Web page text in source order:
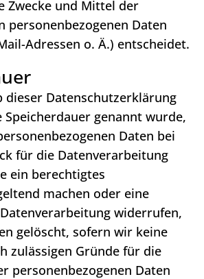
Zwecke und Mittel der
personenbezogenen Daten
Adressen o. Ä.) entscheidet.
dieser Datenschutzerklärung
Speicherdauer genannt wurde,
Daten bei
für die Datenverarbeitung
ein berechtigtes
machen oder eine
widerrufen,
gelöscht, sofern wir keine
zulässigen Gründe für die
personenbezogenen Daten